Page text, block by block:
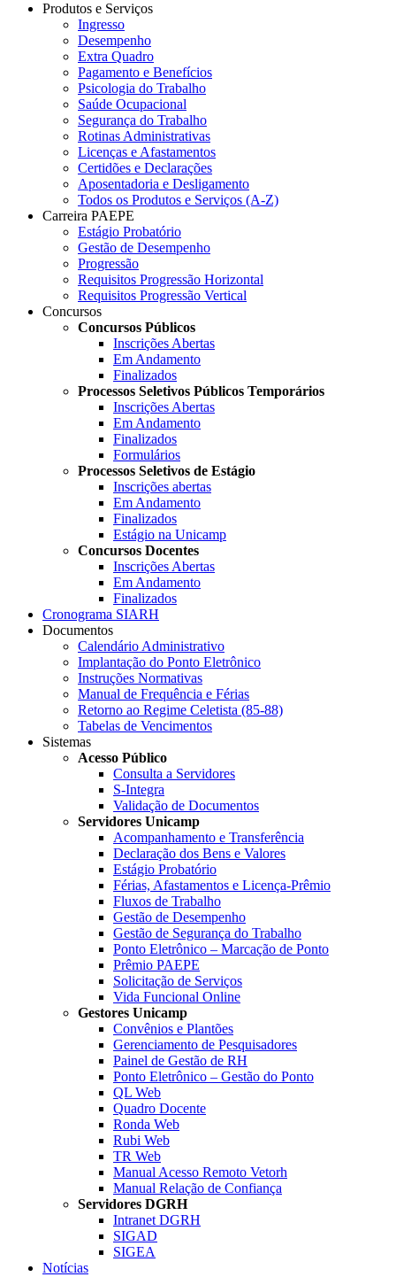
Produtos e Serviços
Ingresso
Desempenho
Extra Quadro
Pagamento e Benefícios
Psicologia do Trabalho
Saúde Ocupacional
Segurança do Trabalho
Rotinas Administrativas
Licenças e Afastamentos
Certidões e Declarações
Aposentadoria e Desligamento
Todos os Produtos e Serviços (A-Z)
Carreira PAEPE
Estágio Probatório
Gestão de Desempenho
Progressão
Requisitos Progressão Horizontal
Requisitos Progressão Vertical
Concursos
Concursos Públicos
Inscrições Abertas
Em Andamento
Finalizados
Processos Seletivos Públicos Temporários
Inscrições Abertas
Em Andamento
Finalizados
Formulários
Processos Seletivos de Estágio
Inscrições abertas
Em Andamento
Finalizados
Estágio na Unicamp
Concursos Docentes
Inscrições Abertas
Em Andamento
Finalizados
Cronograma SIARH
Documentos
Calendário Administrativo
Implantação do Ponto Eletrônico
Instruções Normativas
Manual de Frequência e Férias
Retorno ao Regime Celetista (85-88)
Tabelas de Vencimentos
Sistemas
Acesso Público
Consulta a Servidores
S-Integra
Validação de Documentos
Servidores Unicamp
Acompanhamento e Transferência
Declaração dos Bens e Valores
Estágio Probatório
Férias, Afastamentos e Licença-Prêmio
Fluxos de Trabalho
Gestão de Desempenho
Gestão de Segurança do Trabalho
Ponto Eletrônico – Marcação de Ponto
Prêmio PAEPE
Solicitação de Serviços
Vida Funcional Online
Gestores Unicamp
Convênios e Plantões
Gerenciamento de Pesquisadores
Painel de Gestão de RH
Ponto Eletrônico – Gestão do Ponto
QL Web
Quadro Docente
Ronda Web
Rubi Web
TR Web
Manual Acesso Remoto Vetorh
Manual Relação de Confiança
Servidores DGRH
Intranet DGRH
SIGAD
SIGEA
Notícias